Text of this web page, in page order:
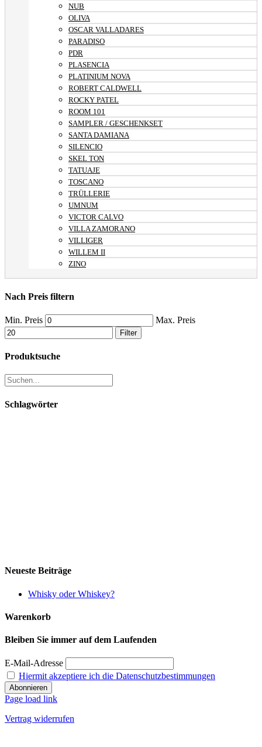
NUB
OLIVA
OSCAR VALLADARES
PARADISO
PDR
PLASENCIA
PLATINIUM NOVA
ROBERT CALDWELL
ROCKY PATEL
ROOM 101
SAMPLER / GESCHENKSET
SANTA DAMIANA
SILENCIO
SKEL TON
TATUAJE
TOSCANO
TRÜLLERIE
UMNUM
VICTOR CALVO
VILLA ZAMORANO
VILLIGER
WILLEM II
ZINO
Nach Preis filtern
Min. Preis Max. Preis
Filter
Produktsuche
Schlagwörter
Neueste Beiträge
Whisky oder Whiskey?
Warenkorb
Bleiben Sie immer auf dem Laufenden
E-Mail-Adresse
Hiermit akzeptiere ich die Datenschutzbestimmungen
Page load link
Vertrag widerrufen